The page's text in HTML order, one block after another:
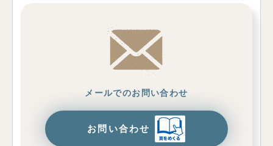
メールでのお問い合わせ
お問い合わせ